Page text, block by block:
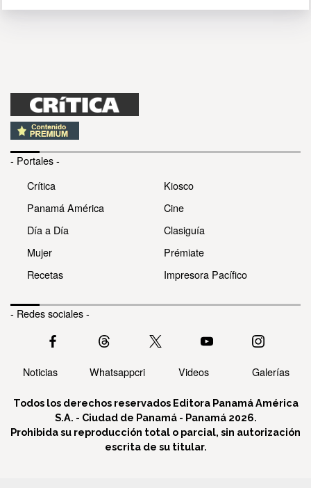
- Portales -
Crítica
Panamá América
Día a Día
Mujer
Recetas
Kiosco
Cine
Clasiguía
Prémiate
Impresora Pacífico
- Redes sociales -
Noticias Whatsappcri Videos Galerías
Todos los derechos reservados Editora Panamá América
S.A. - Ciudad de Panamá - Panamá 2026.
Prohibida su reproducción total o parcial, sin autorización
escrita de su titular.